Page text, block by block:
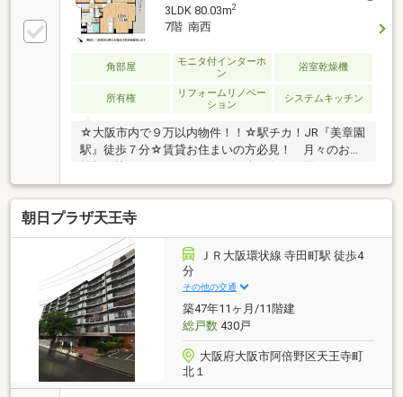
3LDK 80.03m2
7階 南西
角部屋
モニタ付インターホ
ン
浴室乾燥機
所有権
リフォームリノベー
ション
システムキッチン
☆大阪市内で９万以内物件！！☆駅チカ！JR『美章園
駅』徒歩７分☆賃貸お住まいの方必見！ 月々のお支
ー陽当たり良好♪☆通学・通勤・買い物 徒歩７分圏
内！！●あおぞら保育園：徒歩５分●桑津小学校：徒歩
６分●東住吉中学校：徒歩１７分●デイリーカナートイ
ズミヤ桑津店：徒歩４分●自己資金０円からでも購入
OK！ 弊社ローンなら既存借り入れのおまとめ可
能！●住宅ローン・ファイナンシャルプランナー相談
会実施中！「お家を買いたいけど、なにからはじめれ
ばいいの？」不動産購入で失敗しないためにも、小さ
なことでも当社にご相談ください！
朝日プラザ天王寺
ＪＲ大阪環状線 寺田町駅 徒歩4
分
その他の交通
築47年11ヶ月/11階建
総戸数430戸
大阪府大阪市阿倍野区天王寺町
北１